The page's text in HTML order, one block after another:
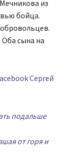
из
бойца.
Оба сына на
Сергей
подальше
от горя и